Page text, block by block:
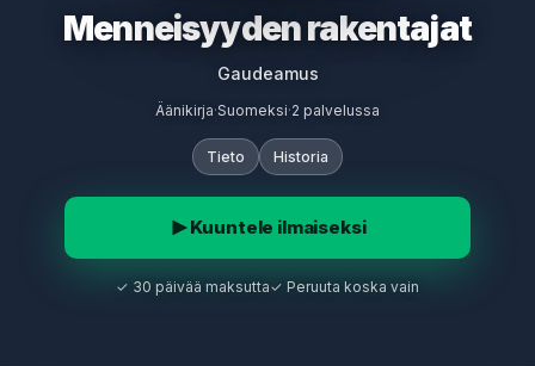
Menneisyyden rakentajat
Gaudeamus
Äänikirja·Suomeksi·2 palvelussa
Tieto Historia
Kuuntele ilmaiseksi
✓ 30 päivää maksutta✓ Peruuta koska vain